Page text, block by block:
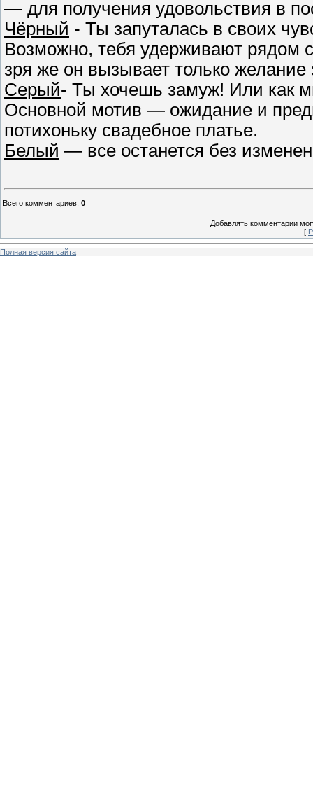
— для получения удовольствия в
Чёрный - Ты запуталась в своих
Возможно, тебя удерживают рядом
зря же он вызывает только желание
Серый- Ты хочешь замуж! Или как
Основной мотив — ожидание и
потихоньку свадебное платье.
Белый — все останется без
Всего комментариев: 0
Добавлять комментарии
[
Полная версия сайта